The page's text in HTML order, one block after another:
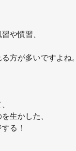
や慣習、
方が多いですよね。
生かした、
る！